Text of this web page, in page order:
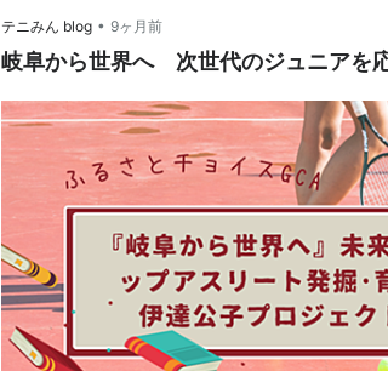
テニみん blog • 9ヶ月前
岐阜から世界へ 次世代のジュニアを応